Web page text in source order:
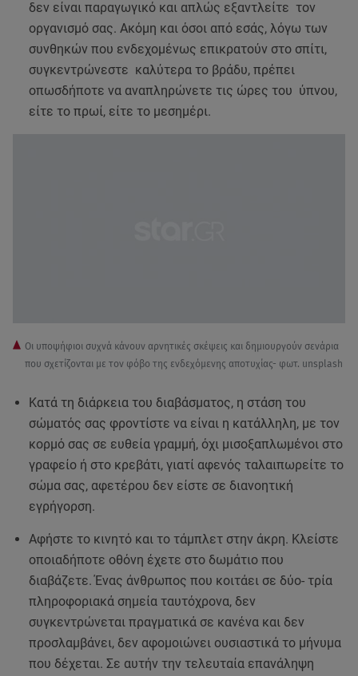
δεν είναι παραγωγικό και απλώς εξαντλείτε τον
οργανισμό σας. Ακόμη και όσοι από εσάς, λόγω των
συνθηκών που ενδεχομένως επικρατούν στο σπίτι,
συγκεντρώνεστε καλύτερα το βράδυ, πρέπει
οπωσδήποτε να αναπληρώνετε τις ώρες του ύπνου,
είτε το πρωί, είτε το μεσημέρι.
Οι υποψήφιοι συχνά κάνουν αρνητικές σκέψεις και δημιουργούν σενάρια
που σχετίζονται με τον φόβο της ενδεχόμενης αποτυχίας- φωτ. unsplash
Κατά τη διάρκεια του διαβάσματος, η στάση του
σώματός σας φροντίστε να είναι η κατάλληλη, με τον
κορμό σας σε ευθεία γραμμή, όχι μισοξαπλωμένοι στο
γραφείο ή στο κρεβάτι, γιατί αφενός ταλαιπωρείτε το
σώμα σας, αφετέρου δεν είστε σε διανοητική
εγρήγορση.
Αφήστε το κινητό και το τάμπλετ στην άκρη. Κλείστε
οποιαδήποτε οθόνη έχετε στο δωμάτιο που
διαβάζετε. Ένας άνθρωπος που κοιτάει σε δύο- τρία
πληροφοριακά σημεία ταυτόχρονα, δεν
συγκεντρώνεται πραγματικά σε κανένα και δεν
προσλαμβάνει, δεν αφομοιώνει ουσιαστικά το μήνυμα
που δέχεται. Σε αυτήν την τελευταία επανάληψη